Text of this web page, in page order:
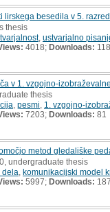
lirskega besedila v 5.
thesis
, ustvarjalno
4018; Downloads: 118
v 1. vzgojno-
thesis
pesmi 1. vzgojno-
7203; Downloads: 81
metod gledališke
undergraduate thesis
dela komunikacijski model
5997; Downloads: